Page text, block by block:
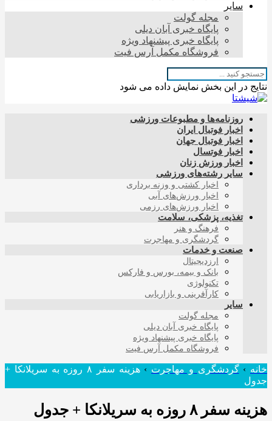
سایر
مجله گولت
پایگاه خبری آبان دیلی
پایگاه خبری پیشنهاد ویژه
فروشگاه مکمل آرس فیت
نتایج در این بخش نمایش داده می شود
روزنامه‌ها و مطبوعات ورزشی
اخبار فوتبال ایران
اخبار فوتبال جهان
اخبار فوتسال
اخبار ورزش زنان
سایر رشته‌های ورزشی
اخبار کشتی و وزنه برداری
اخبار ورزش‌های آبی
اخبار ورزش‌های رزمی
تغذیه، پزشکی، سلامت
فرهنگ و هنر
گردشگری و مهاجرت
صنعت و خدمات
ارزدیجیتال
بانک و بیمه، بورس و فارکس
تکنولوژی
کارآفرینی و بازاریابی
سایر
مجله گولت
پایگاه خبری آبان دیلی
پایگاه خبری پیشنهاد ویژه
فروشگاه مکمل آرس فیت
خانه ›گردشگری و مهاجرت ›
هزینه سفر ۸ روزه به سریلانکا +
جدول
هزینه سفر ۸ روزه به سریلانکا + جدول